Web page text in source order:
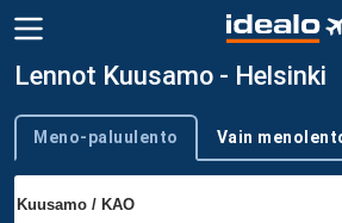
Lennot Kuusamo - Helsinki
Trip type
Meno-paluulento Vain